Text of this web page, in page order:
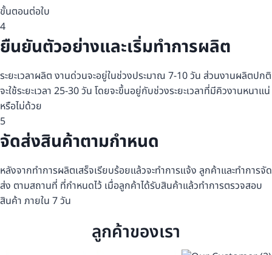
ขั้นตอนต่อใบ
4
ยืนยันตัวอย่างและเริ่มทำการผลิต
ระยะเวลาผลิต งานด่วนจะอยู่ในช่วงประมาณ 7-10 วัน ส่วนงานผลิตปกติ
จะใช้ระยะเวลา 25-30 วัน โดยจะขึ้นอยู่กับช่วงระยะเวลาที่มีคิวงานหนาแน่
หรือไม่ด้วย
5
จัดส่งสินค้าตามกำหนด
หลังจากทำการผลิตเสร็จเรียบร้อยแล้วจะทำการแจ้ง ลูกค้าและทำการจัด
ส่ง ตามสถานที่ ที่กำหนดไว้ เมื่อลูกค้าได้รับสินค้าแล้วทำการตรวจสอบ
สินค้า ภายใน 7 วัน
ลูกค้าของเรา